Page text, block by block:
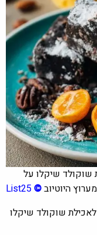
לאכילת שוקולד שיקלו על
היוטיוב©
List25
לאכילת שוקולד שיקלו